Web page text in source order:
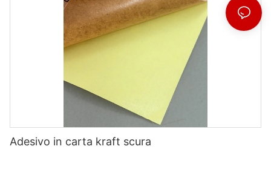
Adesivo in carta kraft scura